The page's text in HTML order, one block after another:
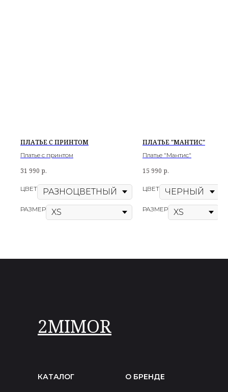
ПЛАТЬЕ "МАНТИС"
Платье "Мантис"
15 990 р.
ЦВЕТ
РАЗМЕР
ПЛАТЬЕ С ПРИНТОМ
Платье с принтом
31 990 р.
ЦВЕТ
РАЗМЕР
КАТАЛОГ О БРЕНДЕ
2MIMOR